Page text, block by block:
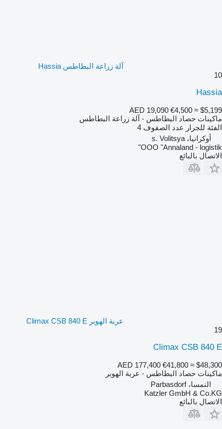
آلة زراعة البطاطس Hassia
10
Hassia
AED 19,090 €4,500 ≈ $5,199
ماكينات حصاد البطاطس - آلة زراعة البطاطس
الفئة للجرار عدد الصفوف 4
أوكرانيا، s. Volitsya
OOO "Annaland - logistik"
الاتصال بالبائع
عربة الهوبر Climax CSB 840 E
19
Climax CSB 840 E
AED 177,400 €41,800 ≈ $48,300
ماكينات حصاد البطاطس - عربة الهوبر
النمسا، Parbasdorf
Katzler GmbH & Co.KG
الاتصال بالبائع